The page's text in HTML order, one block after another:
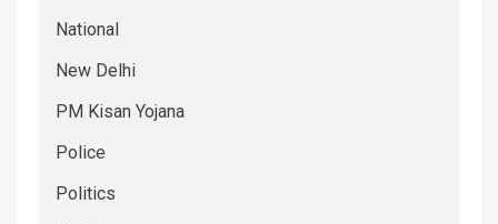
National
New Delhi
PM Kisan Yojana
Police
Politics